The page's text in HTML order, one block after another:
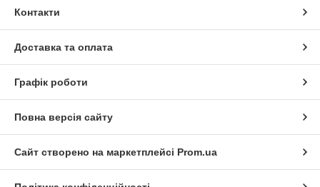
Контакти
Доставка та оплата
Графік роботи
Повна версія сайту
Сайт створено на маркетплейсі Prom.ua